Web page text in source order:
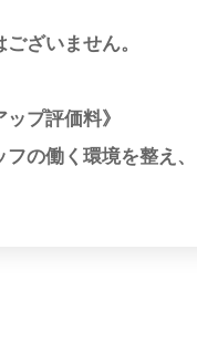
ざいません。
プ評価料》
フの働く環境を整え